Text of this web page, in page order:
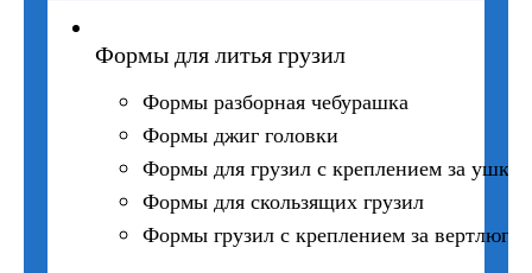
Формы для литья грузил
Формы разборная чебурашка
Формы джиг головки
Формы для грузил с креплением за ушко
Формы для скользящих грузил
Формы грузил с креплением за вертлюг